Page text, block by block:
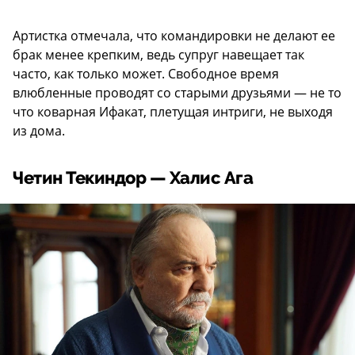
Артистка отмечала, что командировки не делают ее
брак менее крепким, ведь супруг навещает так
часто, как только может. Свободное время
влюбленные проводят со старыми друзьями — не то
что коварная Ифакат, плетущая интриги, не выходя
из дома.
Четин Текиндор — Халис Ага